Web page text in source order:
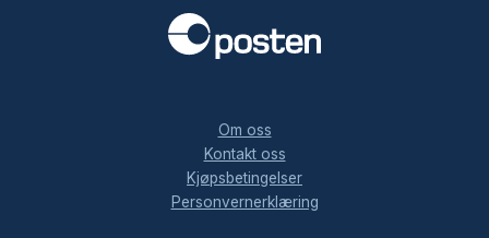
Om oss
Kontakt oss
Kjøpsbetingelser
Personvernerklæring